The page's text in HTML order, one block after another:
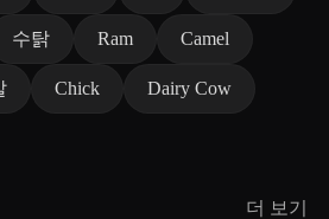
수탉 Ram Camel
Chick Dairy Cow
더 보기